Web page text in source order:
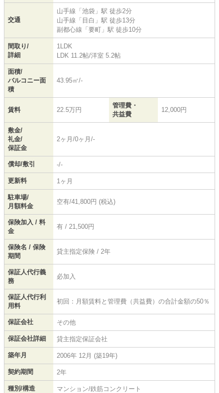
交通
山手線 「 池袋 」駅 徒歩2分
山手線 「 目白 」駅 徒歩13分
副都心線 「 要町 」駅 徒歩10分
間取り/
詳細
1LDK
LDK 11.2帖/洋室 5.2帖
面積/
バルコニー面
積
43.95㎡/-
賃料 22.5万円
管理費・
共益費
12,000円
敷金/
礼金/
保証金
2ヶ月/0ヶ月/-
償却/敷引 -/-
更新料 1ヶ月
駐車場/
月額料金
空有/41,800円 (税込)
保険加入 / 料
金
有 / 21,500円
保険名 / 保険
期間
貸主指定保険 / 2年
保証人代行義
務
必加入
保証人代行利
用料
初回：月額賃料と管理費（共益費）の合計金額の50％
保証会社 その他
保証会社詳細 貸主指定保証会社
築年月 2006年 12月 (築19年)
契約期間 2年
種別/構造 マンション/鉄筋コンクリート